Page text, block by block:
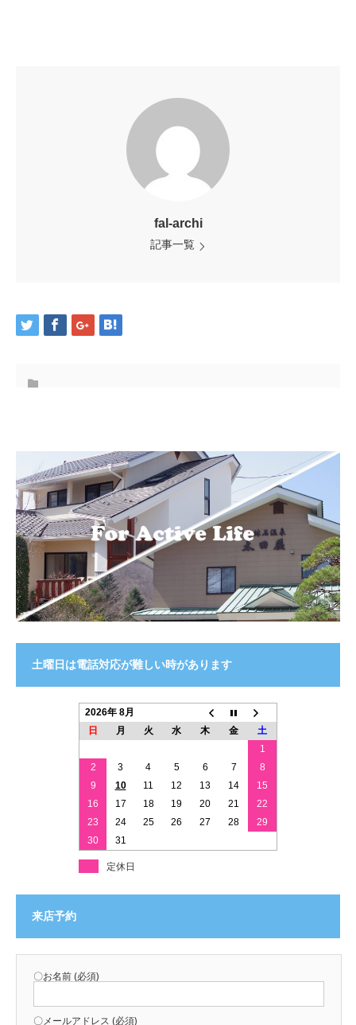
fal-archi
記事一覧
土曜日は電話対応が難しい時があります
2026年 8月
日
月 火 水 木 金
土
1
2
3 4 5 6 7
8
9
10 11 12 13 14
15
16
17 18 19 20 21
22
23
24 25 26 27 28
29
30
31
定休日
来店予約
〇お名前 (必須)
〇メールアドレス (必須)